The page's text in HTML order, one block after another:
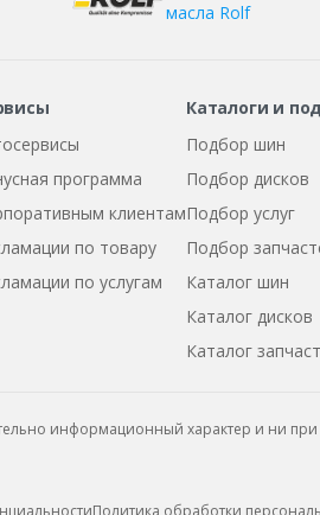
масла Rolf
программа
клиентам
по товару
по услугам
Каталоги и
Подбор шин
Подбор дисков
Подбор услуг
Подбор
Каталог шин
Каталог дисков
Каталог
информационный характер и ни
Политика обработки